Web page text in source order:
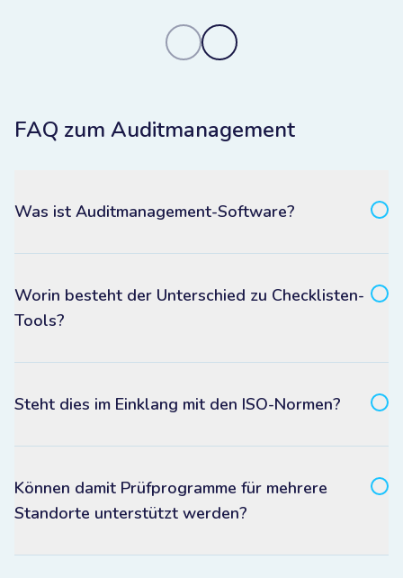
FAQ zum Auditmanagement
Was ist Auditmanagement-Software?
Worin besteht der Unterschied zu Checklisten-
Tools?
Steht dies im Einklang mit den ISO-Normen?
Können damit Prüfprogramme für mehrere
Standorte unterstützt werden?